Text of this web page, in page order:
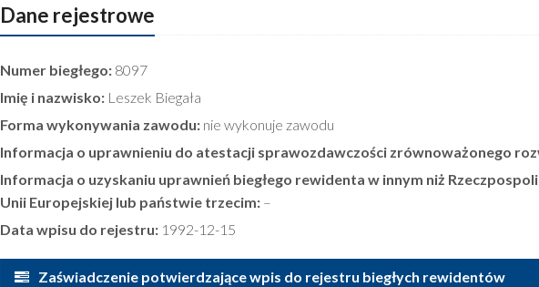
Dane rejestrowe
Numer biegłego: 8097
Imię i nazwisko: Leszek Biegała
Forma wykonywania zawodu: nie wykonuje zawodu
Informacja o uprawnieniu do atestacji sprawozdawczości zrównoważonego
Informacja o uzyskaniu uprawnień biegłego rewidenta w innym niż
Unii Europejskiej lub państwie trzecim: –
Data wpisu do rejestru: 1992-12-15
Zaświadczenie potwierdzające wpis do rejestru biegłych rewidentów